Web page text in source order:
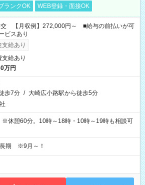
ランクOK WEB登録・面接OK
交 【月収例】272,000円～ ■給与の前払いが可
ビスあり
給あり
支給あり
万円
歩7分 / 大崎広小路駅から徒歩5分
休憩60分。10時～18時・10時～19時も相談可
期 ※9月～！